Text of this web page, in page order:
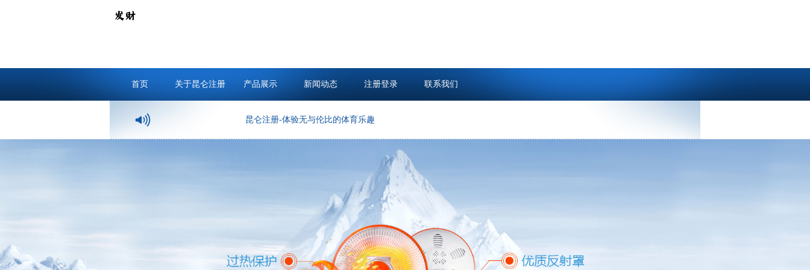
首页 关于昆仑注册 产品展示 新闻动态 注册登录 联系我们
昆仑注册-体验无与伦比的体育乐趣！